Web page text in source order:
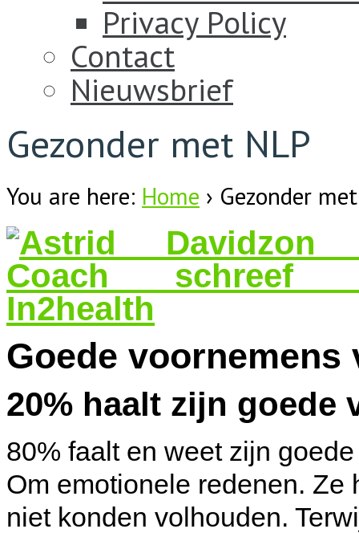
Privacy Policy
Contact
Nieuwsbrief
Gezonder met NLP
You are here: Home › Gezonder
Goede voornemens
20% haalt zijn goede
80% faalt en weet zijn
Om emotionele redenen.
niet konden volhouden.